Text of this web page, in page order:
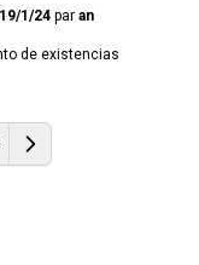
19/1/24 par an
de existencias
Anterior